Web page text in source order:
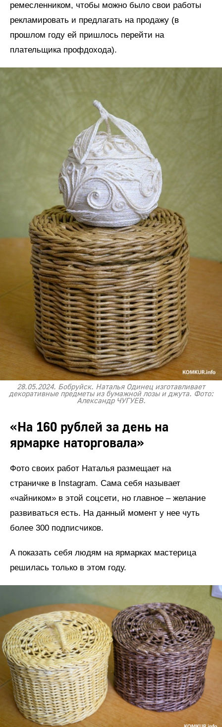
ремесленником, чтобы можно было свои работы
рекламировать и предлагать на продажу (в
прошлом году ей пришлось перейти на
плательщика профдохода).
28.05.2024. Бобруйск. Наталья Одинец изготавливает
декоративные предметы из бумажной лозы и джута. Фото:
Александр ЧУГУЕВ.
«На 160 рублей за день на
ярмарке наторговала»
Фото своих работ Наталья размещает на
страничке в Instagram. Сама себя называет
«чайником» в этой соцсети, но главное – желание
развиваться есть. На данный момент у нее чуть
более 300 подписчиков.
А показать себя людям на ярмарках мастерица
решилась только в этом году.